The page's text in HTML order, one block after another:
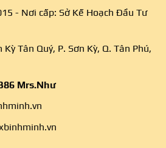
- Nơi cấp: Sở Kế Hoạch Đầu Tư
Tân Quý, P. Sơn Kỳ, Q. Tân Phú,
Mrs.Như